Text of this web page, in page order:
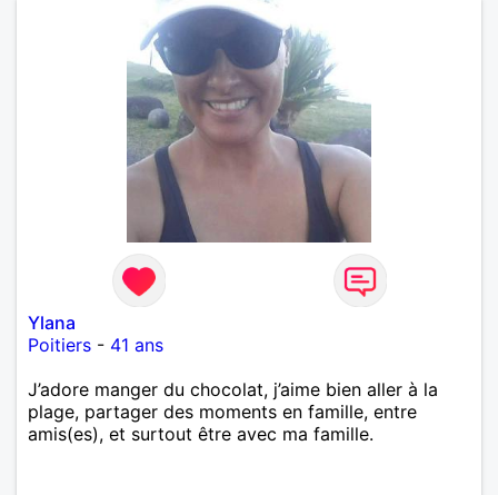
Ylana
Poitiers - 41 ans
J’adore manger du chocolat, j’aime bien aller à la
plage, partager des moments en famille, entre
amis(es), et surtout être avec ma famille.